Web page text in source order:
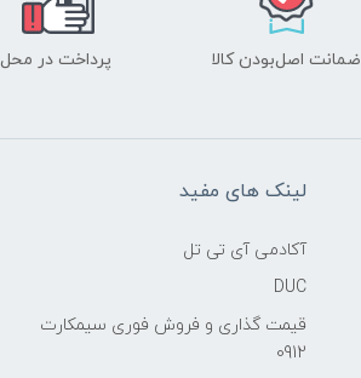
ضمانت اصل‌بودن کالا پرداخت در محل
لینک های مفید
آکادمی آی تی تل
DUC
قیمت گذاری و فروش فوری سیمکارت
0912